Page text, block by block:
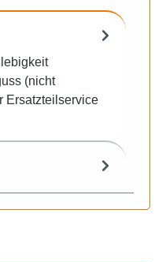
(nicht
Ersatzteilservice